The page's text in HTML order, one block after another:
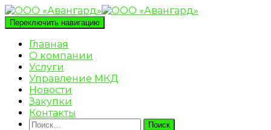
Переключить навигацию
Главная
О компании
Услуги
Управление МКД
Новости
Закупки
Контакты
Найти: